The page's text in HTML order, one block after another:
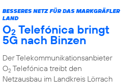
BESSERES NETZ FÜR DAS MARKGRÄFLER
LAND
O2 Telefónica bringt
5G nach Binzen
Der Telekommunikationsanbieter
O2Telefónica treibt den
Netzausbau im Landkreis Lörrach